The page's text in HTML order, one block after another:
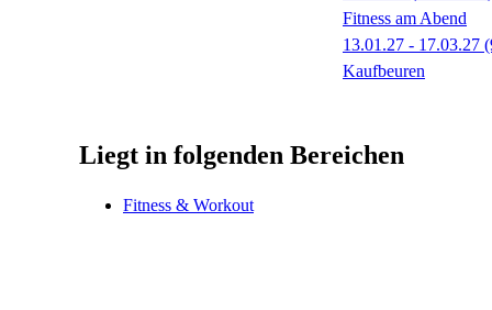
Fitness am Abend
13.01.27 - 17.03.27
Kaufbeuren
Liegt in folgenden Bereichen
Fitness & Workout